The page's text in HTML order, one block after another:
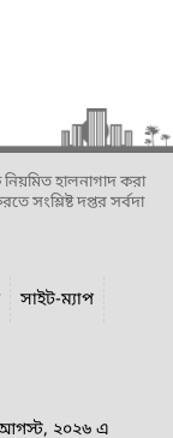
হালনাগাদ করা
সংশ্লিষ্ট দপ্তর সর্বদা
সাইট-ম্যাপ
আগস্ট, ২০২৬ এ